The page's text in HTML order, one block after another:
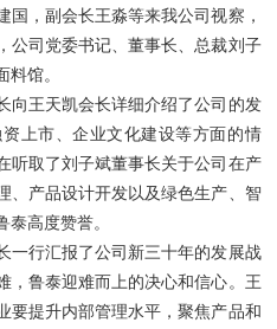
，副会长王淼等来我公司视察，
公司党委书记、董事长、总裁刘子
馆。
向王天凯会长详细介绍了公司的发
上市、企业文化建设等方面的情
听取了刘子斌董事长关于公司在产
、产品设计开发以及绿色生产、智
高度赞誉。
一行汇报了公司新三十年的发展战
，鲁泰迎难而上的决心和信心。王
要提升内部管理水平，聚焦产品和